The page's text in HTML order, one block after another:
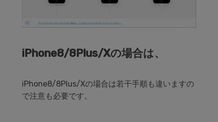
iPhone8/8Plus/Xの場合は、
iPhone8/8Plus/Xの場合は若干手順も違いますの
で注意も必要です。